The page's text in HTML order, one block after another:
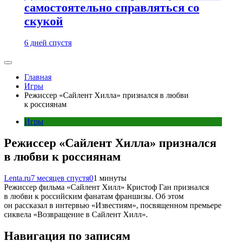
самостоятельно справляться со
скукой
6 дней спустя
Главная
Игры
Режиссер «Сайлент Хилла» признался в любви
к россиянам
Игры
Режиссер «Сайлент Хилла» признался
в любви к россиянам
Lenta.ru7 месяцев спустя01 минуты
Режиссер фильма «Сайлент Хилл» Кристоф Ган признался
в любви к российским фанатам франшизы. Об этом
он рассказал в интервью «Известиям», посвященном премьере
сиквела «Возвращение в Сайлент Хилл».
Навигация по записям